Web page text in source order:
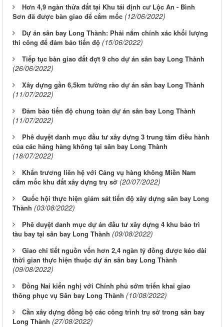
Hơn 4,9 ngàn thửa đất tại Khu tái định cư Lộc An - Bình
Sơn đã được bàn giao để cắm mốc (12/06/2022)
Dự án sân bay Long Thành: Phải nắm chính xác khối lượng
thi công để đảm bảo tiến độ (15/06/2022)
Tiếp tục bàn giao đất đợt 9 cho dự án sân bay Long Thành
(26/06/2022)
Xây dựng gần 6,5km tường rào dự án sân bay Long Thành
(11/07/2022)
Đảm bảo tiến độ chung toàn dự án sân bay Long Thành
(11/07/2022)
Phê duyệt danh mục đầu tư xây dựng 3 trung tâm điều hành
của các hãng hàng không tại sân bay Long Thành
(18/07/2022)
Khẩn trương liên hệ với Cảng vụ hàng không Miền Nam
cắm mốc khu đất xây dựng trụ sở (20/07/2022)
Quốc hội thực hiện giám sát tiến độ xây dựng sân bay Long
Thành (03/08/2022)
Phê duyệt danh mục dự án đầu tư xây dựng 4 khu bảo trì
tàu bay tại sân bay Long Thành (09/08/2022)
Giao chi tiết nguồn vốn hơn 2,4 ngàn tỷ đồng được kéo dài
thời gian thực hiện thuộc dự án sân bay Long Thành
(09/08/2022)
Đồng Nai kiến nghị với Chính phủ sớm triển khai giao
thông phục vụ Sân bay Long Thành (10/08/2022)
Cần xây dựng đồng bộ các công trình trụ sở trong sân bay
Long Thành (27/08/2022)